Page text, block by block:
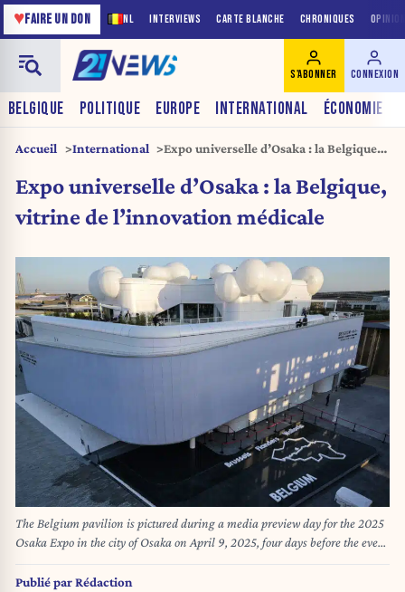
NL INTERVIEWS CARTE BLANCHE CHRONIQUES
♥FAIRE UN DON
BELGIQUE POLITIQUE EUROPE INTERNATIONAL ÉCONOMIE
S'ABONNER CONNEXION
Accueil International
Expo universelle d’Osaka : la Belgique,
Expo universelle d’Osaka : la Belgique,
vitrine de l’innovation médicale
The Belgium pavilion is pictured during a media preview day for the 2025
Osaka Expo in the city of Osaka on April 9, 2025, four days before the event
opens to the public for six months. (Photo by Richard A. Brooks / AFP)
Publié parRédaction